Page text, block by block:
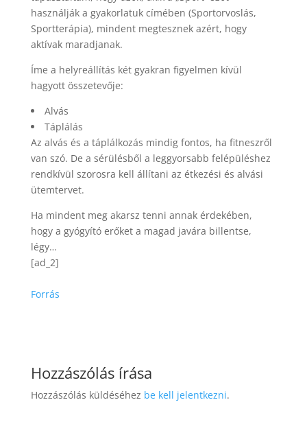
használják a gyakorlatuk címében (Sportorvoslás,
Sportterápia), mindent megtesznek azért, hogy
aktívak maradjanak.
Íme a helyreállítás két gyakran figyelmen kívül
hagyott összetevője:
Alvás
Táplálás
Az alvás és a táplálkozás mindig fontos, ha fitneszről
van szó. De a sérülésből a leggyorsabb felépüléshez
rendkívül szorosra kell állítani az étkezési és alvási
ütemtervet.
Ha mindent meg akarsz tenni annak érdekében,
hogy a gyógyító erőket a magad javára billentse,
légy…
[ad_2]
Forrás
Hozzászólás írása
Hozzászólás küldéséhez be kell jelentkezni.